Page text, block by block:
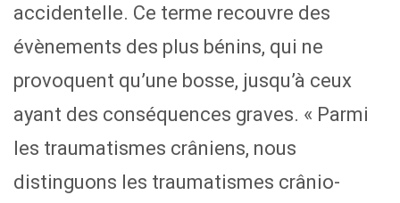
accidentelle. Ce terme recouvre des
évènements des plus bénins, qui ne
provoquent qu’une bosse, jusqu’à ceux
ayant des conséquences graves. « Parmi
les traumatismes crâniens, nous
distinguons les traumatismes crânio-